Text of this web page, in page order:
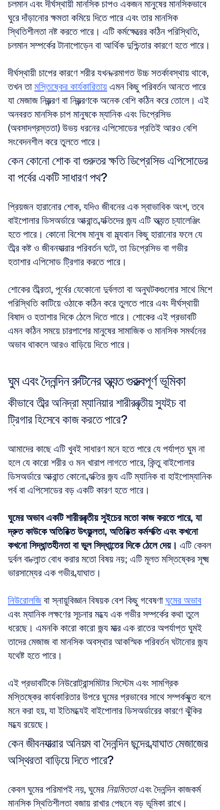
চলমান এবং দীর্ঘস্থায়ী মানসিক চাপও একজন মানুষের মানসিকভাবে
ঘুরে দাঁড়ানোর ক্ষমতা কমিয়ে দিতে পারে এবং তার মানসিক
স্থিতিশীলতা নষ্ট করতে পারে। এটি কর্মক্ষেত্রের কঠিন পরিস্থিতি,
চলমান সম্পর্কের টানাপোড়েন বা আর্থিক দুশ্চিন্তার কারণে হতে পারে।
দীর্ঘস্থায়ী চাপের কারণে শরীর যখন ক্রমাগত উচ্চ সতর্কাবস্থায় থাকে,
তখন তা মস্তিষ্কের কার্যকারিতায় এমন কিছু পরিবর্তন আনতে পারে
যা মেজাজ নিয়ন্ত্রণ বা নিয়ন্ত্রণকে অনেক বেশি কঠিন করে তোলে। এই
অনবরত মানসিক চাপ মানুষকে ম্যানিক এবং ডিপ্রেসিভ
(অবসাদগ্রস্ততা) উভয় ধরনের এপিসোডের প্রতিই আরও বেশি
সংবেদনশীল করে তুলতে পারে।
কেন কোনো শোক বা গুরুতর ক্ষতি ডিপ্রেসিভ এপিসোডের
বা পর্বের একটি সাধারণ পথ?
প্রিয়জন হারানোর শোক, যদিও জীবনের এক স্বাভাবিক অংশ, তবে
বাইপোলার ডিসঅর্ডারে আক্রান্ত ব্যক্তিদের জন্য এটি অত্যন্ত চ্যালেঞ্জিং
হতে পারে। কোনো বিশেষ মানুষ বা মূল্যবান কিছু হারানোর ফলে যে
তীব্র কষ্ট ও জীবনযাত্রার পরিবর্তন ঘটে, তা ডিপ্রেসিভ বা গভীর
হতাশার এপিসোড ট্রিগার করতে পারে।
শোকের তীব্রতা, পূর্বের যেকোনো দুর্বলতা বা অনুঘটকগুলোর সাথে মিশে
পরিস্থিতি কাটিয়ে ওঠাকে কঠিন করে তুলতে পারে এবং দীর্ঘস্থায়ী
বিষাদ ও হতাশার দিকে ঠেলে দিতে পারে। শোকের এই প্রভাবটি
এমন কঠিন সময়ে চারপাশের মানুষের সামাজিক ও মানসিক সমর্থনের
অভাব থাকলে আরও বাড়িয়ে দিতে পারে।
ঘুম এবং দৈনন্দিন রুটিনের অত্যন্ত গুরুত্বপূর্ণ ভূমিকা
কীভাবে তীব্র অনিদ্রা ম্যানিয়ার শারীরবৃত্তীয় স্যুইচ বা
ট্রিগার হিসেবে কাজ করতে পারে?
আমাদের কাছে এটি খুবই সাধারণ মনে হতে পারে যে পর্যাপ্ত ঘুম না
হলে যে কারো শরীর ও মন খারাপ লাগতে পারে, কিন্তু বাইপোলার
ডিসঅর্ডারে আক্রান্ত কোনো ব্যক্তির জন্য এটি ম্যানিক বা হাইপোম্যানিক
পর্ব বা এপিসোডের বড় একটি কারণ হতে পারে।
ঘুমের অভাব একটি শারীরবৃত্তীয় সুইচের মতো কাজ করতে পারে, যা
দ্রুত কাউকে অতিরিক্ত উৎফুল্লতা, অতিরিক্ত কর্মশক্তি এবং কখনো
কখনো সিদ্ধান্তহীনতা বা ভুল সিদ্ধান্তের দিকে ঠেলে দেয়। এটি কেবল
দুর্বল বা ক্লান্ত বোধ করার মতো বিষয় নয়; এটি মূলত মস্তিষ্কের সূক্ষ্ম
ভারসাম্যের এক গভীর ব্যাঘাত।
নিউরোলজি বা স্নায়ুবিজ্ঞান বিষয়ক বেশ কিছু গবেষণা ঘুমের অভাব
এবং ম্যানিক লক্ষণের সূচনার মধ্যে এক গভীর সম্পর্কের কথা তুলে
ধরেছে। এমনকি কারো কারো জন্য মাত্র এক রাতের অপর্যাপ্ত ঘুমই
তাদের মেজাজ বা মানসিক অবস্থার আকস্মিক পরিবর্তন ঘটানোর জন্য
যথেষ্ট হতে পারে।
এই প্রভাবটিকে নিউরোট্রান্সমিটার সিস্টেম এবং সামগ্রিক
মস্তিষ্কের কার্যকারিতার উপরে ঘুমের প্রভাবের সাথে সম্পর্কযুক্ত বলে
মনে করা হয়, যা ইতিমধ্যেই বাইপোলার ডিসঅর্ডারের কারণে ঝুঁকির
মধ্যে রয়েছে।
কেন জীবনযাত্রার অনিয়ম বা দৈনন্দিন ছন্দের ব্যাঘাত মেজাজের
অস্থিরতা বাড়িয়ে দিতে পারে?
কেবল ঘুমের পরিমাপই নয়, ঘুমের নিয়মিততা এবং দৈনন্দিন কাজকর্ম
মানসিক স্থিতিশীলতা বজায় রাখার পেছনে বড় ভূমিকা রাখে।